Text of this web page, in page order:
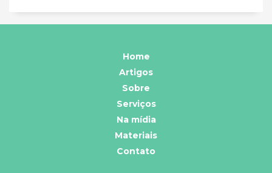
Home
Artigos
Sobre
Serviços
Na mídia
Materiais
Contato